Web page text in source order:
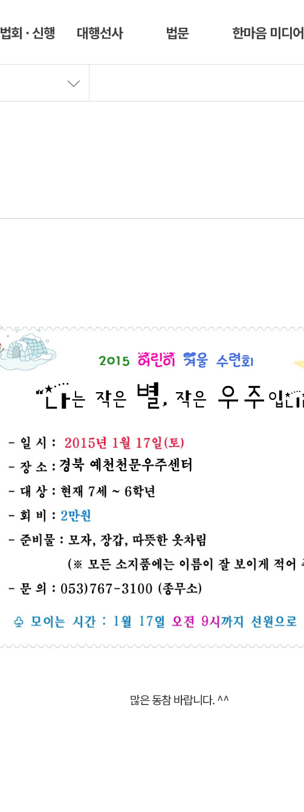
법회 · 신행 대행선사 법문 한마음 미디어
많은 동참 바랍니다. ^^